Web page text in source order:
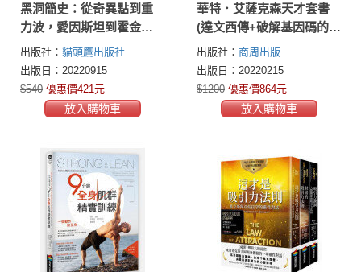
黑洞簡史：從奇異點到重
力波，愛因斯坦到霍金，
清晰解析困擾物理界300年
的神秘天體
出版社： 貓頭鷹出版社
出版日：20220915
$540 優惠價421元
放入購物車
華特．艾薩克森天才套書
(達文西傳+破解基因碼的
人)
出版社： 商周出版
出版日：20220215
$1200 優惠價864元
放入購物車